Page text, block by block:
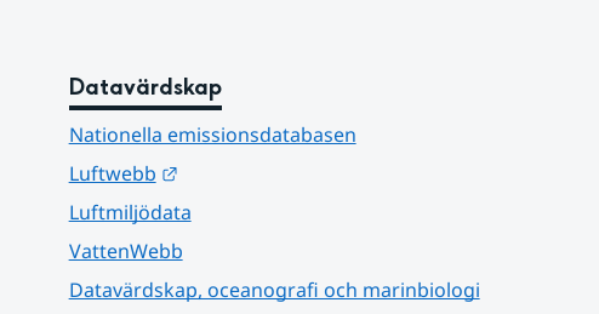
Datavärdskap
Nationella emissionsdatabasen
Luftwebb
Länk till annan webbplats.
Luftmiljödata
VattenWebb
Datavärdskap, oceanografi och marinbiologi